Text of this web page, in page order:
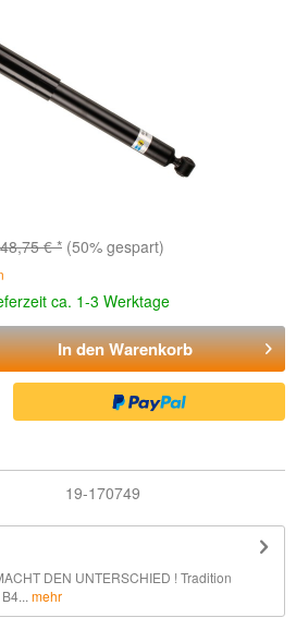
€ * (50% gespart)
ca. 1-3 Werktage
In denWarenkorb
19-170749
DEN UNTERSCHIED ! Tradition
mehr